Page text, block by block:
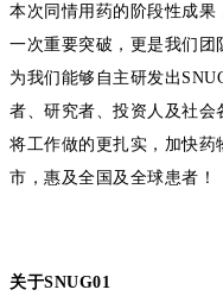
本次同情用药的阶段性成果
一次重要突破，更是我们
为我们能够自主研发出
者、研究者、投资人及社
将工作做的更扎实，加快药
市，惠及全国及全球患者！
关于SNUG01